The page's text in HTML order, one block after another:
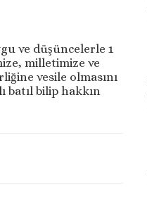
ve düşüncelerle 1
milletimize ve
vesile olmasını
batıl bilip hakkın